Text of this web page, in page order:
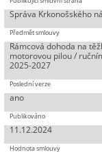
Správa Krkonošského
Rámcová dohoda na
motorovou pilou /
2025-2027
ano
11.12.2024